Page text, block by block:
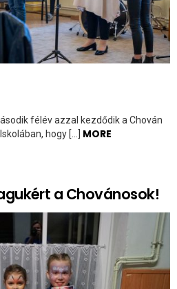
félév azzal kezdődik a Chován
hogy […] MORE
a Chovánosok!